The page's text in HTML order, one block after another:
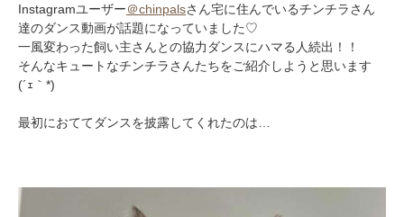
Instagramユーザー＠chinpalsさん宅に住んでいるチンチラさん
達のダンス動画が話題になっていました♡
一風変わった飼い主さんとの協力ダンスにハマる人続出！！
そんなキュートなチンチラさんたちをご紹介しようと思います
(´ｪ｀*)
最初におててダンスを披露してくれたのは…